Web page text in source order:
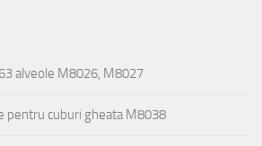
alveole M8026, M8027
pentru cuburi gheata M8038